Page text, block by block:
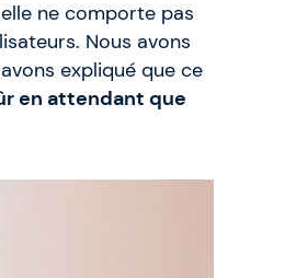
ne comporte pas
Nous avons
expliqué que ce
en attendant que